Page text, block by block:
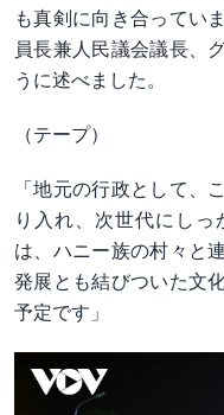
も真剣に向き合ってい
員長兼人民議会議長、
うに述べました。
（テープ）
「地元の行政として、
り入れ、次世代にし
は、ハニー族の村々と
発展とも結びついた文
予定です」